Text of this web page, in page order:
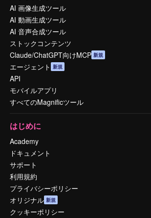
AI 画像生成ツール
AI 動画生成ツール
AI 音声合成ツール
ストックコンテンツ
Claude/ChatGPT向けMCP 新規
エージェント 新規
API
モバイルアプリ
すべてのMagnificツール
はじめに
Academy
ドキュメント
サポート
利用規約
プライバシーポリシー
オリジナル 新規
クッキーポリシー